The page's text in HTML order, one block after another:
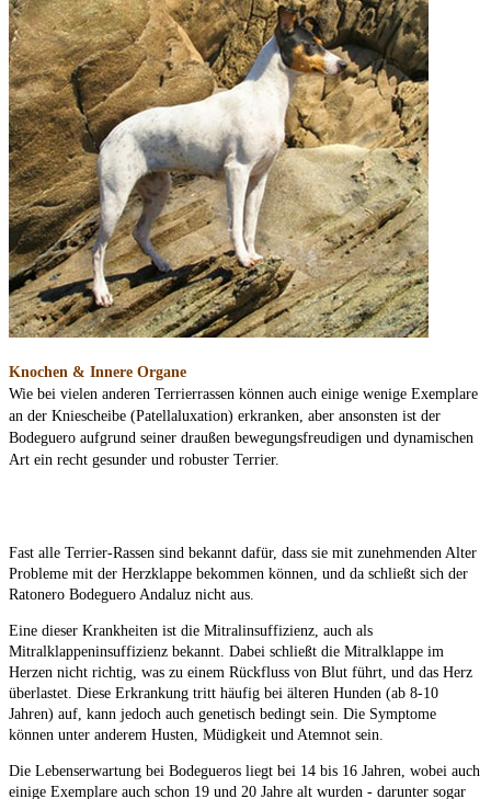
Knochen & Innere Organe
Wie bei vielen anderen Terrierrassen können auch einige wenige Exemplare
an der Kniescheibe (Patellaluxation) erkranken, aber ansonsten ist der
Bodeguero aufgrund seiner draußen bewegungsfreudigen und dynamischen
Art ein recht gesunder und robuster Terrier.
Fast alle Terrier-Rassen sind bekannt dafür, dass sie mit zunehmenden Alter
Probleme mit der Herzklappe bekommen können, und da schließt sich der
Ratonero Bodeguero Andaluz nicht aus.
Eine dieser Krankheiten ist die Mitralinsuffizienz, auch als
Mitralklappeninsuffizienz bekannt. Dabei schließt die Mitralklappe im
Herzen nicht richtig, was zu einem Rückfluss von Blut führt, und das Herz
überlastet. Diese Erkrankung tritt häufig bei älteren Hunden (ab 8-10
Jahren) auf, kann jedoch auch genetisch bedingt sein. Die Symptome
können unter anderem Husten, Müdigkeit und Atemnot sein.
Die Lebenserwartung bei Bodegueros liegt bei 14 bis 16 Jahren, wobei auch
einige Exemplare auch schon 19 und 20 Jahre alt wurden - darunter sogar